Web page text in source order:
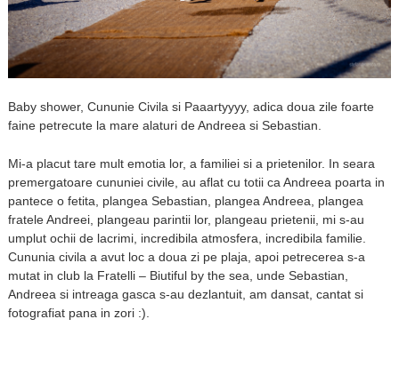
Baby shower, Cununie Civila si Paaartyyyy, adica doua zile foarte
faine petrecute la mare alaturi de Andreea si Sebastian.
Mi-a placut tare mult emotia lor, a familiei si a prietenilor. In seara
premergatoare cununiei civile, au aflat cu totii ca Andreea poarta in
pantece o fetita, plangea Sebastian, plangea Andreea, plangea
fratele Andreei, plangeau parintii lor, plangeau prietenii, mi s-au
umplut ochii de lacrimi, incredibila atmosfera, incredibila familie.
Cununia civila a avut loc a doua zi pe plaja, apoi petrecerea s-a
mutat in club la Fratelli – Biutiful by the sea, unde Sebastian,
Andreea si intreaga gasca s-au dezlantuit, am dansat, cantat si
fotografiat pana in zori :).